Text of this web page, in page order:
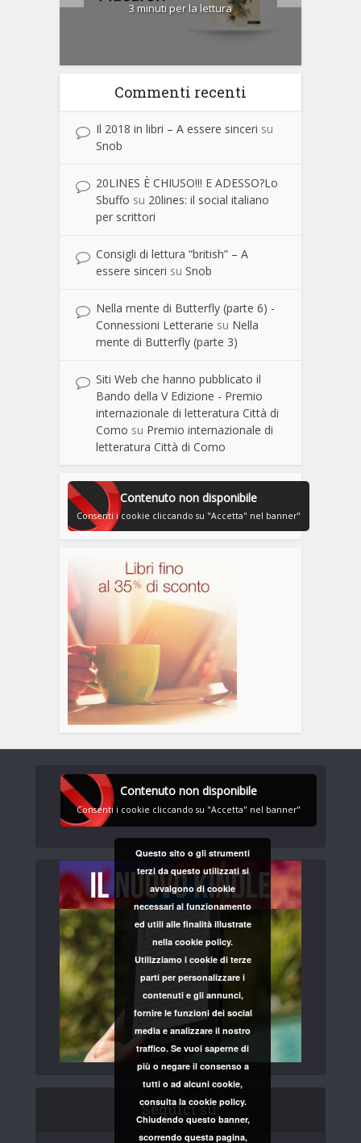
3 minuti per la lettura
Commenti recenti
Il 2018 in libri – A essere sinceri su
Snob
20LINES È CHIUSO!!! E ADESSO?Lo
Sbuffo su 20lines: il social italiano
per scrittori
Consigli di lettura “british” – A
essere sinceri su Snob
Nella mente di Butterfly (parte 6) -
Connessioni Letterarie su Nella
mente di Butterfly (parte 3)
Siti Web che hanno pubblicato il
Bando della V Edizione - Premio
internazionale di letteratura Città di
Como su Premio internazionale di
letteratura Città di Como
Contenuto non disponibile
Consenti i cookie cliccando su "Accetta" nel banner"
Contenuto non disponibile
Consenti i cookie cliccando su "Accetta" nel banner"
Seguici su:
Questo sito o gli strumenti
terzi da questo utilizzati si
avvalgono di cookie
necessari al funzionamento
ed utili alle finalità illustrate
nella cookie policy.
Utilizziamo i cookie di terze
parti per personalizzare i
contenuti e gli annunci,
fornire le funzioni dei social
media e analizzare il nostro
traffico. Se vuoi saperne di
più o negare il consenso a
tutti o ad alcuni cookie,
consulta la cookie policy.
Chiudendo questo banner,
scorrendo questa pagina,